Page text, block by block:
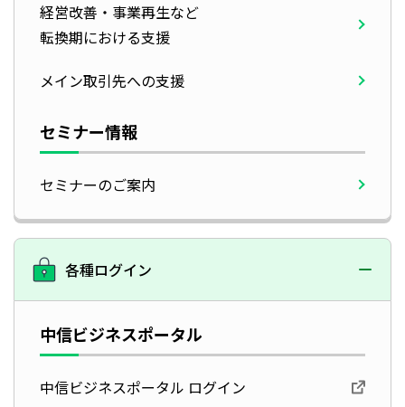
経営改善・事業再生など
転換期における支援
メイン取引先への支援
セミナー情報
セミナーのご案内
各種ログイン
中信ビジネスポータル
中信ビジネスポータル ログイン